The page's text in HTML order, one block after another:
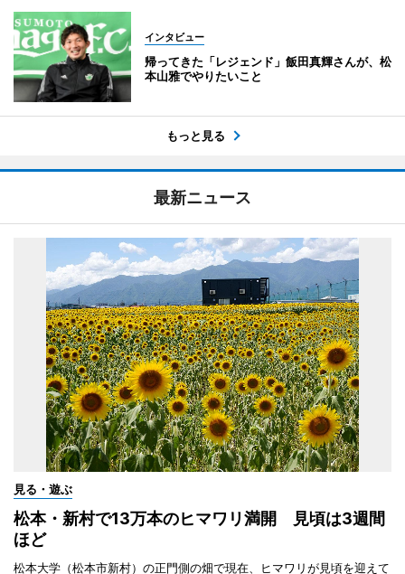
インタビュー
帰ってきた「レジェンド」飯田真輝さんが、松
本山雅でやりたいこと
もっと見る
最新ニュース
見る・遊ぶ
松本・新村で13万本のヒマワリ満開 見頃は3週間
ほど
松本大学（松本市新村）の正門側の畑で現在、ヒマワリが見頃を迎えて